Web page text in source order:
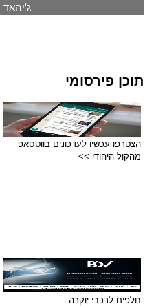
תוכן פירסומי
הצטרפו עכשיו לעדכונים בווטסאפ
מהקול היהודי >>
חלפים לרכבי יוקרה